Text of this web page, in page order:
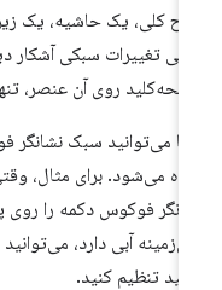
کلی، یک حاشیه، یک
تغییرات سبکی آشکار
روی آن عنصر، تنها
می‌توانید سبک نشانگر
می‌شود. برای مثال، وقتی
فوکوس دکمه را روی
آبی دارد، می‌توانید
تنظیم کنید.